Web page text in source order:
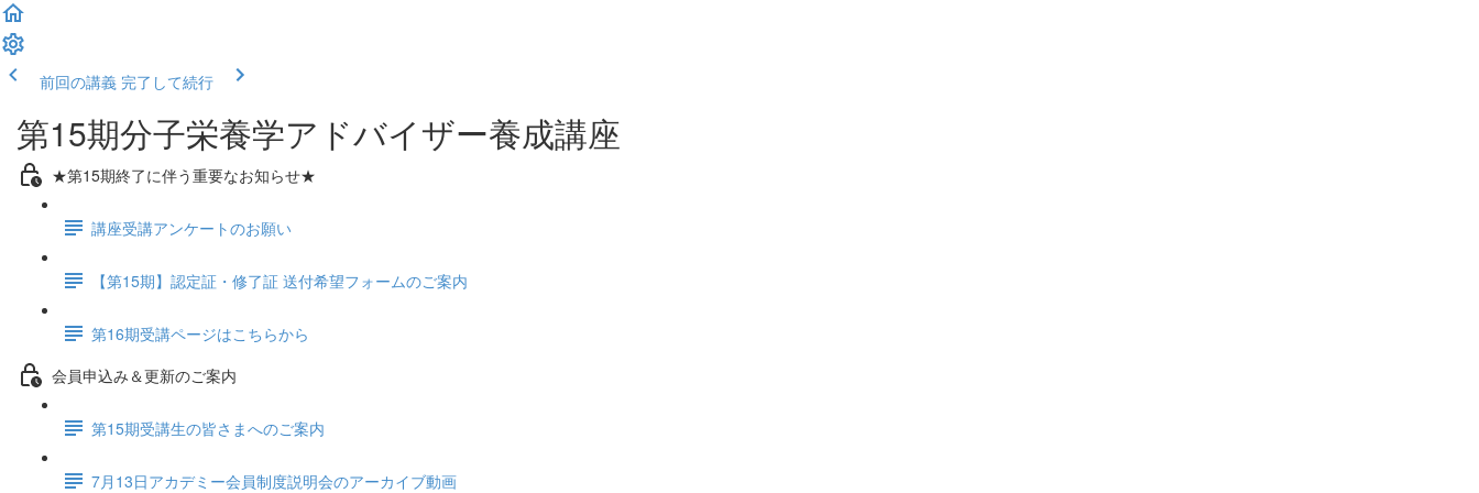
前回の講義 完了して続行
第15期分子栄養学アドバイザー養成講座
★第15期終了に伴う重要なお知らせ★
講座受講アンケートのお願い
【第15期】認定証・修了証 送付希望フォームのご案内
第16期受講ページはこちらから
会員申込み＆更新のご案内
第15期受講生の皆さまへのご案内
7月13日アカデミー会員制度説明会のアーカイブ動画